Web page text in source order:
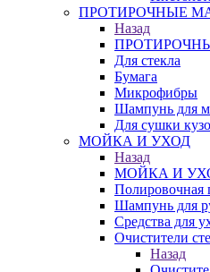
ПРОТИРОЧНЫЕ
Назад
Для стекла
Бумага
Микрофибры
Шампунь для
Для сушки
МОЙКА И УХОД
Назад
МОЙКА И
Полировочная
Шампунь для
Средства для
Очистители
Назад